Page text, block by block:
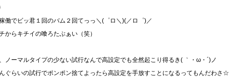
働でビッ君１回のバム２回てっっ＼(゜ロ＼)(／ロ゜)／
からキチイの喰ろたぶぁい（笑）
ノーマルタイプの少ない試行なんで高設定でも全然起こり得るき( ｀・ω・´)ノ
ぐらいの試行でポンポン捨てよったら高設定を手放すことになるってもんだわさ☆